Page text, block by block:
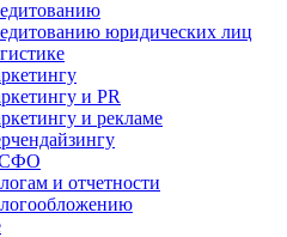
юридических лиц
и PR
и рекламе
и отчетности